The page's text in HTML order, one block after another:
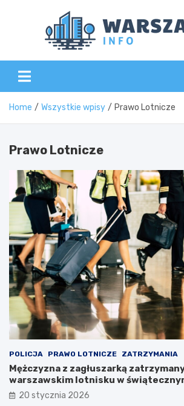
Home Wszystkie wpisy Prawo Lotnicze
Prawo Lotnicze
POLICJA PRAWO LOTNICZE ZATRZYMANIA
Mężczyzna z zagłuszarką
warszawskim lotnisku w
20 stycznia 2026